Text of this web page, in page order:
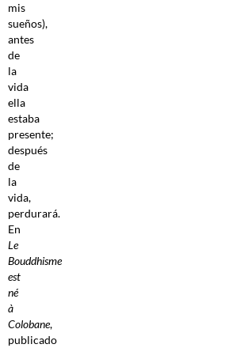
mis
sueños),
antes
de
la
vida
ella
estaba
presente;
después
de
la
vida,
perdurará.
En
Le
Bouddhisme
est
né
à
Colobane,
publicado